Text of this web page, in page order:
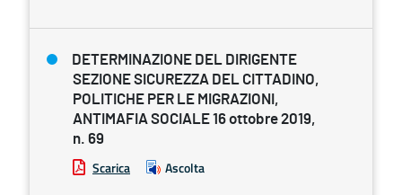
DETERMINAZIONE DEL DIRIGENTE
SEZIONE SICUREZZA DEL CITTADINO,
POLITICHE PER LE MIGRAZIONI,
ANTIMAFIA SOCIALE 16 ottobre 2019,
n. 69
Scarica Ascolta